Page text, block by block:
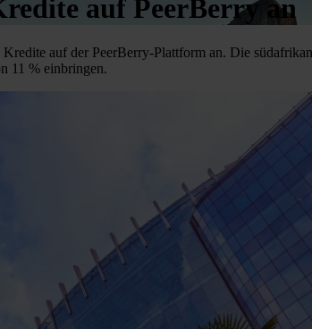
auf PeerBerry an
auf der PeerBerry-Plattform an. Die
11 % einbringen.